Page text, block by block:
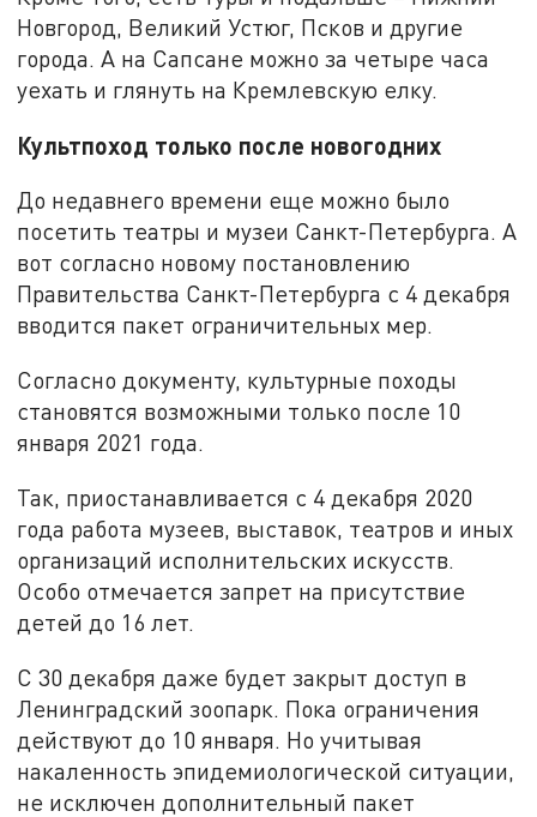
Новгород, Великий Устюг, Псков и другие
города. А на Сапсане можно за четыре часа
уехать и глянуть на Кремлевскую елку.
Культпоход только после новогодних
До недавнего времени еще можно было
посетить театры и музеи Санкт-Петербурга. А
вот согласно новому постановлению
Правительства Санкт-Петербурга с 4 декабря
вводится пакет ограничительных мер.
Согласно документу, культурные походы
становятся возможными только после 10
января 2021 года.
Так, приостанавливается с 4 декабря 2020
года работа музеев, выставок, театров и иных
организаций исполнительских искусств.
Особо отмечается запрет на присутствие
детей до 16 лет.
С 30 декабря даже будет закрыт доступ в
Ленинградский зоопарк. Пока ограничения
действуют до 10 января. Но учитывая
накаленность эпидемиологической ситуации,
не исключен дополнительный пакет